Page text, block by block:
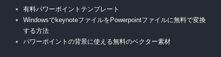
有料パワーポイントテンプレート
WindowsでkeynoteファイルをPowerpointファイルに無料で変換
する方法
パワーポイントの背景に使える無料のベクター素材